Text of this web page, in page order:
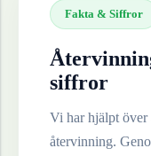
Fakta & Siffror
siffror
Vi har hjälpt över
återvinning.